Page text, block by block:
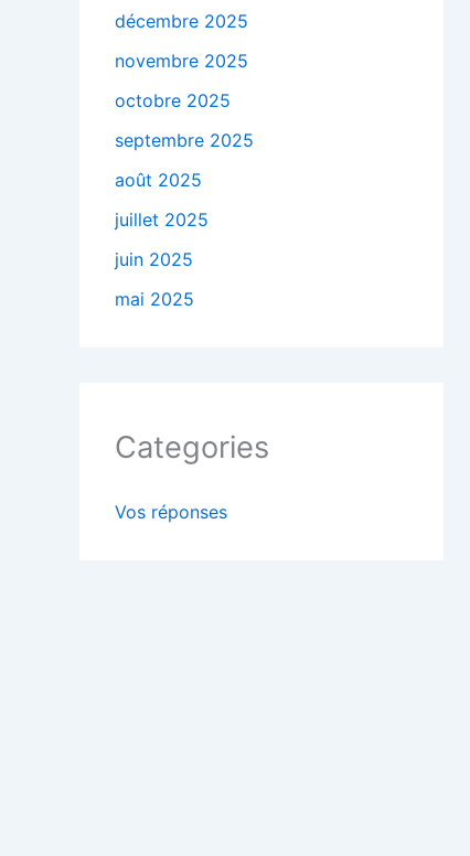
décembre 2025
novembre 2025
octobre 2025
septembre 2025
août 2025
juillet 2025
juin 2025
mai 2025
Categories
Vos réponses